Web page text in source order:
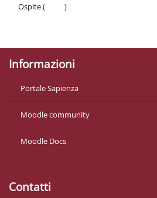
Ospite (
)
Informazioni
Portale Sapienza
Moodle community
Moodle Docs
Contatti